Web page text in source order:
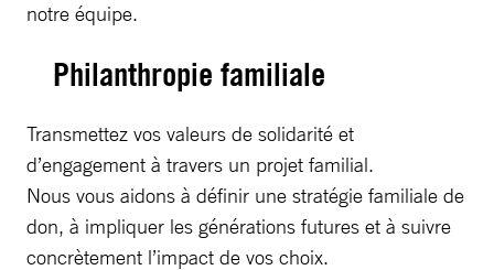
notre équipe.
Philanthropie familiale
Transmettez vos valeurs de solidarité et
d’engagement à travers un projet familial.
Nous vous aidons à définir une stratégie familiale de
don, à impliquer les générations futures et à suivre
concrètement l’impact de vos choix.